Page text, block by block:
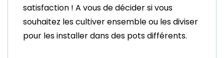
satisfaction ! A vous de décider si vous
souhaitez les cultiver ensemble ou les diviser
pour les installer dans des pots différents.